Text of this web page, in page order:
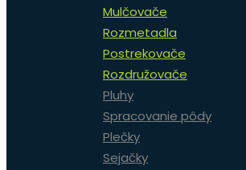
Mulčovače
Rozmetadla
Postrekovače
Rozdružovače
Pluhy
Spracovanie pôdy
Plečky
Sejačky